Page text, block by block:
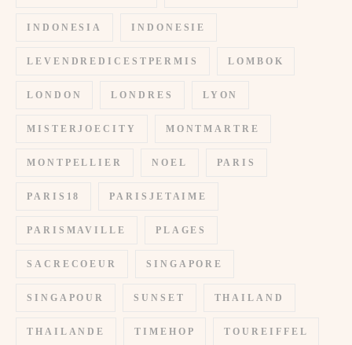
INDONESIA INDONESIE
LEVENDREDICESTPERMIS LOMBOK
LONDON LONDRES LYON
MISTERJOECITY MONTMARTRE
MONTPELLIER NOEL PARIS
PARIS18 PARISJETAIME
PARISMAVILLE PLAGES
SACRECOEUR SINGAPORE
SINGAPOUR SUNSET THAILAND
THAILANDE TIMEHOP TOUREIFFEL